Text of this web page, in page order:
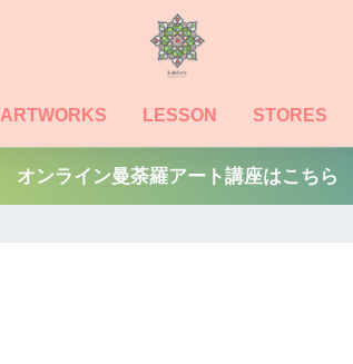
ARTWORKS LESSON STORES
オンライン曼荼羅アート講座はこちら